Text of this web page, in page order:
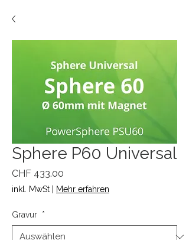
Sphere P60 Universal
CHF 433.00
inkl. MwSt Mehr erfahren
Gravur *